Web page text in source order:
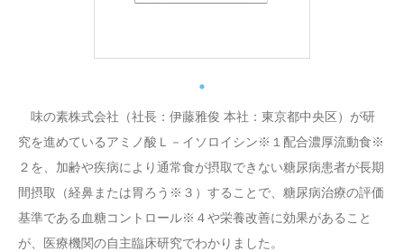
味の素株式会社（社長：伊藤雅俊 本社：東京都中央区）が研
究を進めているアミノ酸Ｌ－イソロイシン※１配合濃厚流動食※
２を、加齢や疾病により通常食が摂取できない糖尿病患者が長期
間摂取（経鼻または胃ろう※３）することで、糖尿病治療の評価
基準である血糖コントロール※４や栄養改善に効果があること
が、医療機関の自主臨床研究でわかりました。